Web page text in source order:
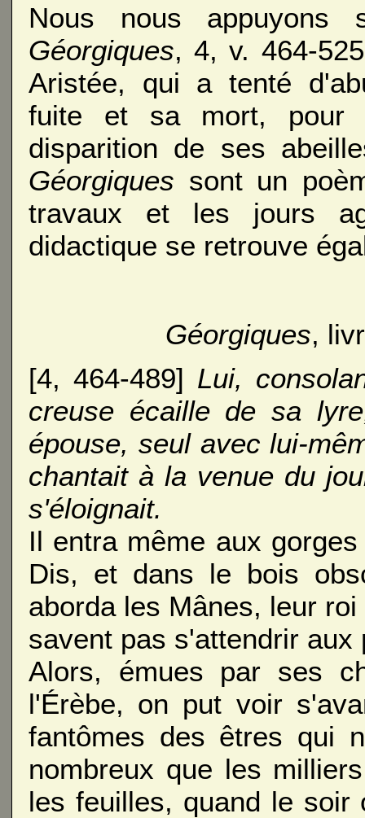
Nous nous
Géorgiques, 4, v. 464-
Aristée, qui a tenté
fuite et sa mort, pour
disparition de ses
Géorgiques sont un
travaux et les jours
didactique se retrouve
Géorgiques,
[4, 464-489] Lui,
creuse écaille de sa
épouse, seul avec lui-
chantait à la venue du
s'éloignait.
Il entra même aux
Dis, et dans le bois
aborda les Mânes, leur
savent pas s'attendrir aux
Alors, émues par ses
l'Érèbe, on put voir
fantômes des êtres qui
nombreux que les
les feuilles, quand le soir